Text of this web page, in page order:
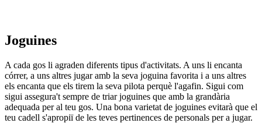
Joguines
A cada gos li agraden diferents tipus d'activitats. A uns li encanta
córrer, a uns altres jugar amb la seva joguina favorita i a uns altres
els encanta que els tirem la seva pilota perquè l'agafin. Sigui com
sigui assegura't sempre de triar joguines que amb la grandària
adequada per al teu gos. Una bona varietat de joguines evitarà que el
teu cadell s'apropiï de les teves pertinences de personals per a jugar.